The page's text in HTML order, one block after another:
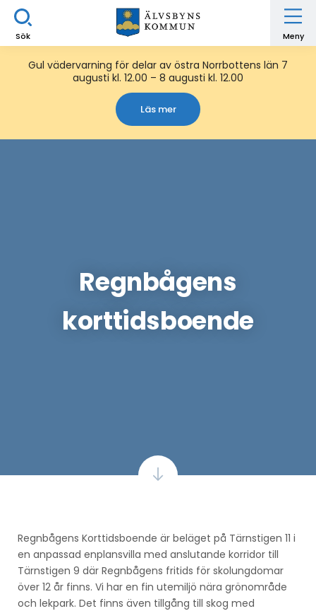
Sök Meny
Gul vädervarning för delar av östra Norrbottens län 7
augusti kl. 12.00 – 8 augusti kl. 12.00
Läs mer
Regnbågens
korttidsboende
Regnbågens Korttidsboende är beläget på Tärnstigen 11 i
en anpassad enplansvilla med anslutande korridor till
Tärnstigen 9 där Regnbågens fritids för skolungdomar
över 12 år finns. Vi har en fin utemiljö nära grönområde
och lekpark. Det finns även tillgång till skog med